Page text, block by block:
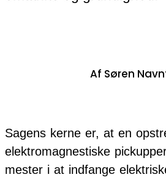
Af Søren
Sagens kerne er, at en
elektromagnestiske
mester i at indfange